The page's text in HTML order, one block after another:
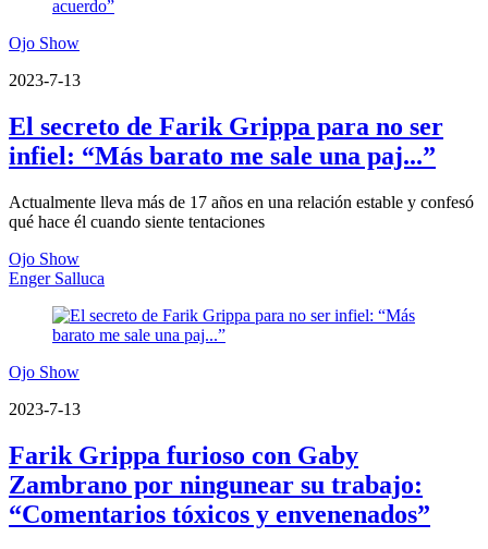
Ojo Show
2023-7-13
El secreto de Farik Grippa para no ser
infiel: “Más barato me sale una paj...”
Actualmente lleva más de 17 años en una relación estable y confesó
qué hace él cuando siente tentaciones
Ojo Show
Enger Salluca
Ojo Show
2023-7-13
Farik Grippa furioso con Gaby
Zambrano por ningunear su trabajo:
“Comentarios tóxicos y envenenados”